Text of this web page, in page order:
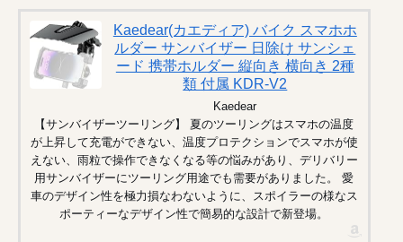
Kaedear(カエディア) バイク スマホホ
ルダー サンバイザー 日除け サンシェ
ード 携帯ホルダー 縦向き 横向き 2種
類 付属 KDR-V2
Kaedear
【サンバイザーツーリング】 夏のツーリングはスマホの温度
が上昇して充電ができない、温度プロテクションでスマホが使
えない、雨粒で操作できなくなる等の悩みがあり、デリバリー
用サンバイザーにツーリング用途でも需要がありました。 愛
車のデザイン性を極力損なわないように、スポイラーの様なス
ポーティーなデザイン性で簡易的な設計で新登場。